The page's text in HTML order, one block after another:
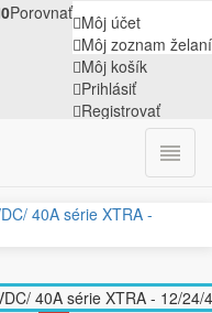
Môj účet
Môj zoznam želaní
Môj košík
Prihlásiť
Registrovať
0Porovnať
